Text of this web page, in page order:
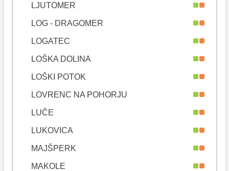
LJUTOMER
LOG - DRAGOMER
LOGATEC
LOŠKA DOLINA
LOŠKI POTOK
LOVRENC NA POHORJU
LUČE
LUKOVICA
MAJŠPERK
MAKOLE